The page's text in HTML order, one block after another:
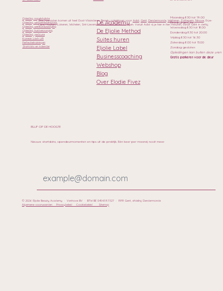
Maandag 8.30 tot 19.00
Dinsdag gesloten
Woensdag 8.30 tot 18.00
Donderdag 8.30 tot 20.00
Vrijdag 8.30 tot 16.30
Zaterdag 8.00 tot 13.00
Zondag gesloten
Opleidingen kan buiten deze uren
Gratis parkeren voor de deur
De Academy
De Eljolie Method
Suites huren
Eljolie Label
Businesscoaching
Webshop
Blog
Over Elodie Fivez
Opleiding nagelstyliste
Opleiding wimperextensions
Opleiding wenkbrauwstyling
Opleiding huidverzorging
Opleiding pedicure
Korean Lash Lift
Perfectietrainingen
Startdata en kalender
BLIJF OP DE HOOGTE
Nieuwe startdata, opendeurmomenten en tips uit de praktijk. Eén keer per maand, nooit meer.
Onze cursisten komen uit heel Oost-Vlaanderen. Beauty opleidingen voor Aalst, Gent, Dendermonde, Wetteren, Zottegem, Ninove, Erpe-
Mere, Haaltert, Lokeren, Wichelen, Sint-Lievens-Houtem en Geraardsbergen. Vanuit Aalst rij je hier in tien minuten, vanuit Gent in dertig.
© 2026 Eljolie Beauty Academy · Vanhove BV · BTW BE 0454.597.527 · RPR Gent, afdeling Dendermonde
Algemene voorwaardenPrivacybeleidCookiebeleid Sitemap